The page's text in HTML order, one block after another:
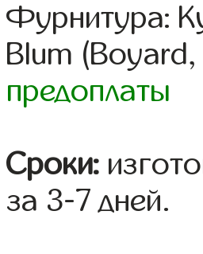
Фурнитура:
Blum
предоплаты
Сроки:
за 3-7 дней.